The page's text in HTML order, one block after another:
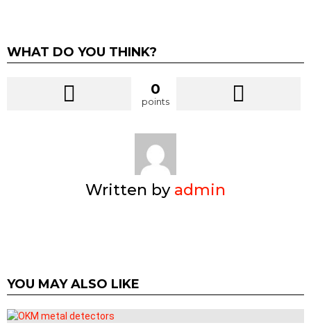
WHAT DO YOU THINK?
0
points
Written by admin
YOU MAY ALSO LIKE